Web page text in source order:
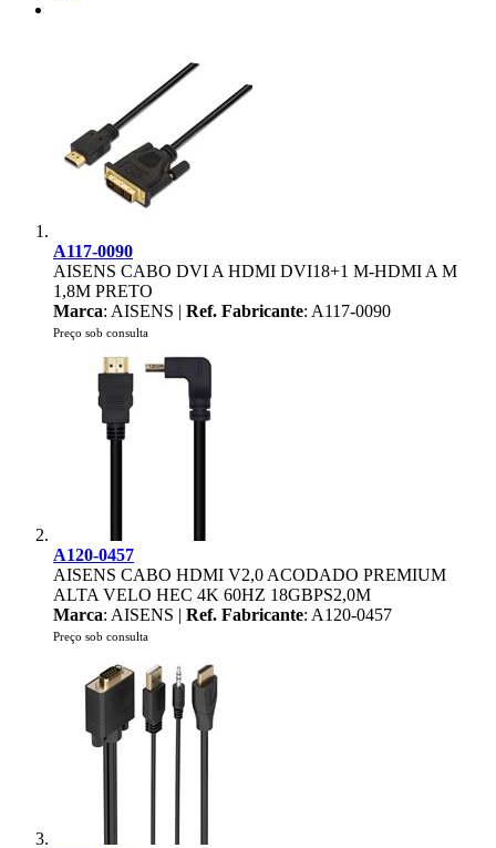
A117-0090
AISENS CABO DVI A HDMI DVI18+1 M-HDMI A M
1,8M PRETO
Marca: AISENS | Ref. Fabricante: A117-0090
Preço sob consulta
A120-0457
AISENS CABO HDMI V2,0 ACODADO PREMIUM
ALTA VELO HEC 4K 60HZ 18GBPS2,0M
Marca: AISENS | Ref. Fabricante: A120-0457
Preço sob consulta